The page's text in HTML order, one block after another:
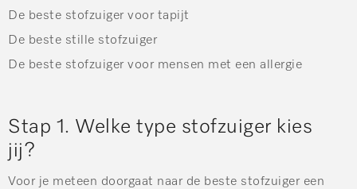
De beste stofzuiger voor tapijt
De beste stille stofzuiger
De beste stofzuiger voor mensen met een allergie
Stap 1. Welke type stofzuiger kies
jij?
Voor je meteen doorgaat naar de beste stofzuiger een